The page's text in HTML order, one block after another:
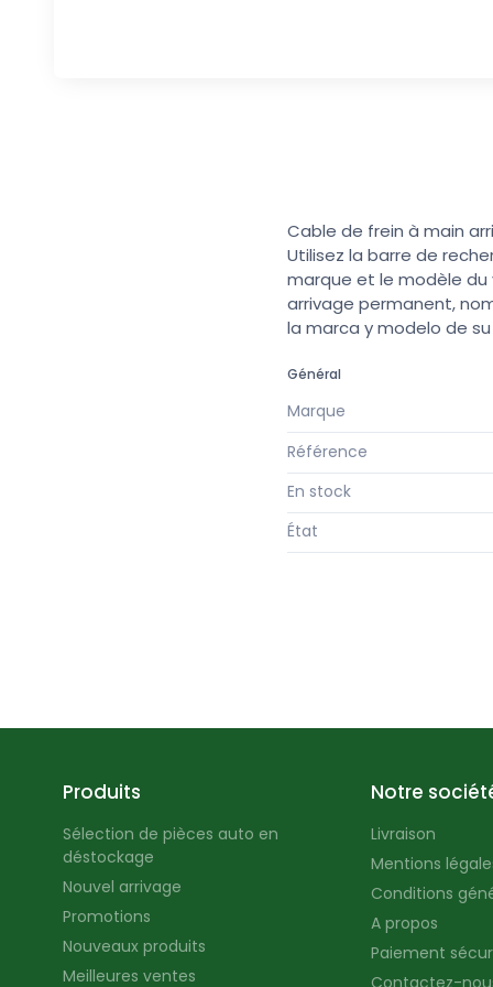
Cable de frein à main
Utilisez la barre de
marque et le modèle du
arrivage permanent,
la marca y modelo de
Général
Marque
Référence
En stock
État
Produits
Sélection de pièces auto en
déstockage
Nouvel arrivage
Promotions
Nouveaux produits
Meilleures ventes
Notre
Livraison
Mentions
Conditions
A propos
Paiement
Contactez-